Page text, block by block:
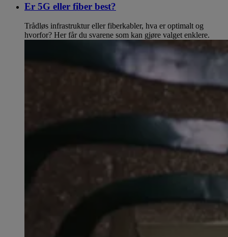
Er 5G eller fiber best?
Trådløs infrastruktur eller fiberkabler, hva er optimalt og
hvorfor? Her får du svarene som kan gjøre valget enklere.